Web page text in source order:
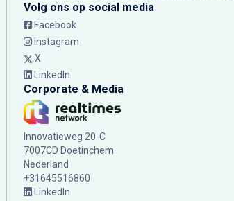
Volg ons op social media
Facebook
Instagram
X
LinkedIn
Corporate & Media
Innovatieweg 20-C
7007CD Doetinchem
Nederland
+31645516860
LinkedIn